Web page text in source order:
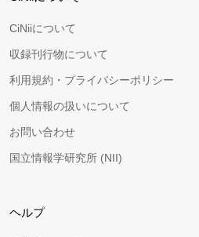
CiNiiについて
収録刊行物について
利用規約・プライバシーポリシー
個人情報の扱いについて
お問い合わせ
国立情報学研究所 (NII)
ヘルプ